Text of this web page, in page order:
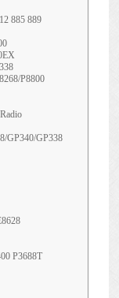
885 889
P8800
GP340/GP338
P3688T